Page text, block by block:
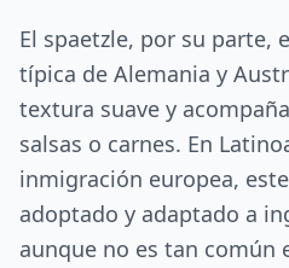
El spaetzle, por su parte,
típica de Alemania y
textura suave y
salsas o carnes. En
inmigración europea,
adoptado y adaptado a
aunque no es tan común